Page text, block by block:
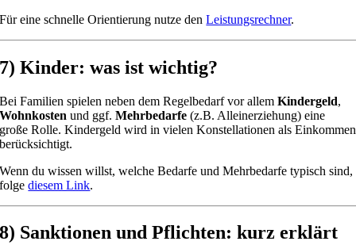
Für eine schnelle Orientierung nutze denLeistungsrechner.
7) Kinder: was ist wichtig?
Bei Familien spielen neben dem Regelbedarf vor allemKindergeld,
Wohnkosten und ggf.Mehrbedarfe (z.B. Alleinerziehung) eine
große Rolle. Kindergeld wird in vielen Konstellationen als Einkommen
berücksichtigt.
Wenn du wissen willst, welche Bedarfe und Mehrbedarfe typisch sind,
folgediesem Link.
8) Sanktionen und Pflichten: kurz erklärt